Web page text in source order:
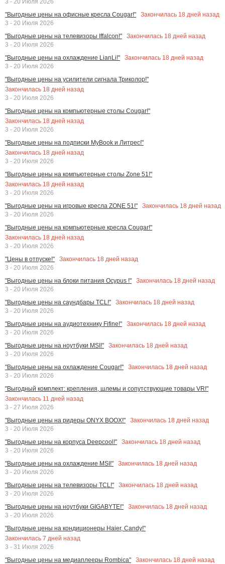
"Выгодные цены на офисные кресла Cougar!"
Закончилась 18 дней назад
3 - 20 Июля 2026
"Выгодные цены на телевизоры Iffalcon!"
Закончилась 18 дней назад
3 - 20 Июля 2026
"Выгодные цены на охлаждение LianLi!"
Закончилась 18 дней назад
3 - 20 Июля 2026
"Выгодные цены на усилители сигнала Триколор!"
Закончилась 18 дней назад
3 - 20 Июля 2026
"Выгодные цены на компьютерные столы Cougar!"
Закончилась 18 дней назад
3 - 20 Июля 2026
"Выгодные цены на подписки MyBook и Литрес!"
Закончилась 18 дней назад
3 - 20 Июля 2026
"Выгодные цены на компьютерные столы Zone 51!"
Закончилась 18 дней назад
3 - 20 Июля 2026
"Выгодные цены на игровые кресла ZONE 51!"
Закончилась 18 дней назад
3 - 20 Июля 2026
"Выгодные цены на компьютерные кресла Cougar!"
Закончилась 18 дней назад
3 - 20 Июля 2026
"Цены в отпуске!"
Закончилась 18 дней назад
3 - 20 Июля 2026
"Выгодные цены на блоки питания Ocypus !"
Закончилась 18 дней назад
3 - 20 Июля 2026
"Выгодные цены на саундбары TCL!"
Закончилась 18 дней назад
3 - 20 Июля 2026
"Выгодные цены на аудиотехнику Fifine!"
Закончилась 18 дней назад
3 - 20 Июля 2026
"Выгодные цены на ноутбуки MSI!"
Закончилась 18 дней назад
3 - 20 Июля 2026
"Выгодные цены на охлаждение Cougar!"
Закончилась 18 дней назад
3 - 20 Июля 2026
"Выгодный комплект: крепления, шлемы и сопутствующие товары VR!"
Закончилась 11 дней назад
3 - 27 Июля 2026
"Выгодные цены на ридеры ONYX BOOX!"
Закончилась 18 дней назад
3 - 20 Июля 2026
"Выгодные цены на корпуса Deepcool!"
Закончилась 18 дней назад
3 - 20 Июля 2026
"Выгодные цены на охлаждение MSI!"
Закончилась 18 дней назад
3 - 20 Июля 2026
"Выгодные цены на телевизоры TCL!"
Закончилась 18 дней назад
3 - 20 Июля 2026
"Выгодные цены на ноутбуки GIGABYTE!"
Закончилась 18 дней назад
3 - 20 Июля 2026
"Выгодные цены на кондиционеры Haier, Candy!"
Закончилась 7 дней назад
3 - 31 Июля 2026
"Выгодные цены на медиаплееры Rombica"
Закончилась 18 дней назад